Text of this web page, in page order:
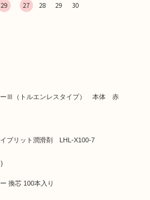
29
27
28 29 30
ーⅢ（トルエンレスタイプ） 本体 赤
ブリット潤滑剤 LHL-X100-7
換芯 100本入り